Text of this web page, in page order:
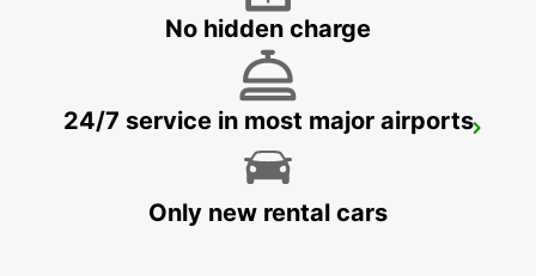
LIBOURNE RAILWAY STATION
No hidden charge
24/7 service in most major airports
Only new rental cars